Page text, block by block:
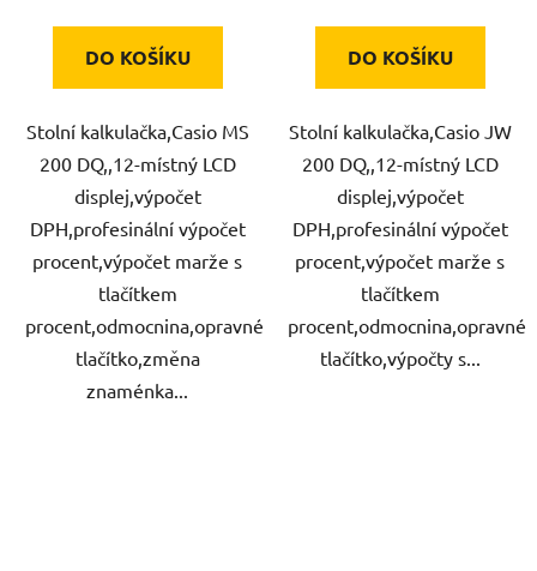
DO KOŠÍKU
Stolní kalkulačka,Casio MS
200 DQ,,12-místný LCD
displej,výpočet
DPH,profesinální výpočet
procent,výpočet marže s
tlačítkem
procent,odmocnina,opravné
tlačítko,změna
znaménka...
DO KOŠÍKU
Stolní kalkulačka,Casio JW
200 DQ,,12-místný LCD
displej,výpočet
DPH,profesinální výpočet
procent,výpočet marže s
tlačítkem
procent,odmocnina,opravné
tlačítko,výpočty s...